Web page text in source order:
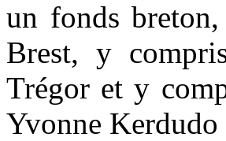
un fonds
Brest, y
Trégor et y
Yvonne